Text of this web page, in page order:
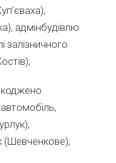
адмінбудівлю
залізничного
(Шевченкове);